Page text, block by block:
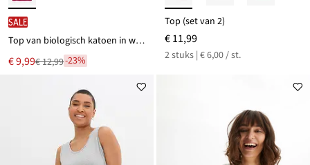
SALE
Top van biologisch katoen in wafellook
Nu
voor
€ 9,99
Van € 12,99-23%
Top (set van 2)
€ 11,99
2 stuks | € 6,00 / st.